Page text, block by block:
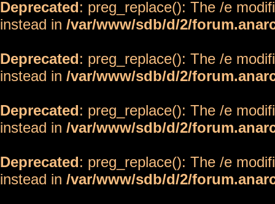
Deprecated: preg_replace(): The /e
instead in /var/www/sdb/d/2/
Deprecated: preg_replace(): The /e
instead in /var/www/sdb/d/2/
Deprecated: preg_replace(): The /e
instead in /var/www/sdb/d/2/
Deprecated: preg_replace(): The /e
instead in /var/www/sdb/d/2/